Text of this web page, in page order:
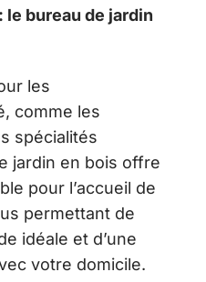
le bureau de jardin
les
comme les
spécialités
jardin en bois offre
pour l’accueil de
permettant de
idéale et d’une
votre domicile.